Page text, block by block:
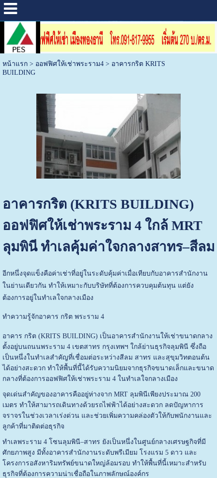
หน้าแรก> ออฟฟิศให้เช่าพระราม4> อาคารกริต KRITS
BUILDING
อาคารกริต (KRITS BUILDING)
ออฟฟิศให้เช่าพระราม 4 ใกล้ MRT
ลุมพินี ทำเลคุ้มค่าใจกลางสาทร–สีลม
อีกหนึ่งจุดแข็งคือค่าเช่าที่อยู่ในระดับคุ้มค่าเมื่อเทียบกับอาคารสำนักงาน
ในย่านเดียวกัน ทำให้เหมาะกับบริษัทที่ต้องการควบคุมต้นทุน แต่ยัง
ต้องการอยู่ในทำเลใจกลางเมือง
ทำความรู้จักอาคาร กริต พระราม 4
อาคาร กริต (KRITS BUILDING) เป็นอาคารสำนักงานให้เช่าขนาดกลาง
ตั้งอยู่บนถนนพระราม 4 เขตสาทร กรุงเทพฯ ใกล้ย่านธุรกิจลุมพินี ซึ่งถือ
เป็นหนึ่งในทำเลสำคัญที่เชื่อมต่อระหว่างสีลม สาทร และสุขุมวิทตอนต้น
ได้อย่างสะดวก ทำให้พื้นที่นี้ได้รับความนิยมจากธุรกิจขนาดเล็กและขนาด
กลางที่ต้องการออฟฟิศให้เช่าพระราม 4 ในทำเลใจกลางเมือง
จุดเด่นสำคัญของอาคารคืออยู่ห่างจาก MRT ลุมพินีเพียงประมาณ 200
เมตร ทำให้สามารถเดินทางด้วยรถไฟฟ้าได้อย่างสะดวก ลดปัญหาการ
จราจรในช่วงเวลาเร่งด่วน และช่วยเพิ่มความคล่องตัวให้กับพนักงานและ
ลูกค้าที่มาติดต่อธุรกิจ
ทำเลพระราม 4 โซนลุมพินี–สาทร ยังเป็นหนึ่งในศูนย์กลางเศรษฐกิจที่มี
ศักยภาพสูง มีทั้งอาคารสำนักงานระดับพรีเมียม โรงแรม 5 ดาว และ
โครงการอสังหาริมทรัพย์ขนาดใหญ่ล้อมรอบ ทำให้พื้นที่นี้เหมาะสำหรับ
ธุรกิจที่ต้องการความน่าเชื่อถือในภาพลักษณ์องค์กร